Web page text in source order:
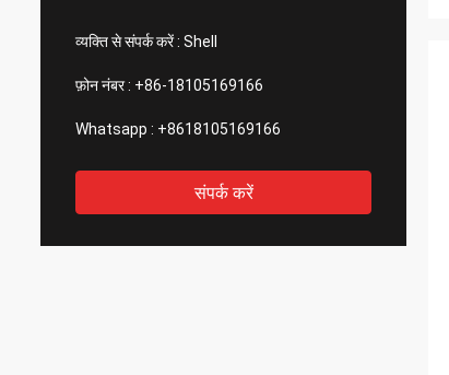
व्यक्ति से संपर्क करें : Shell
फ़ोन नंबर : +86-18105169166
Whatsapp : +8618105169166
संपर्क करें